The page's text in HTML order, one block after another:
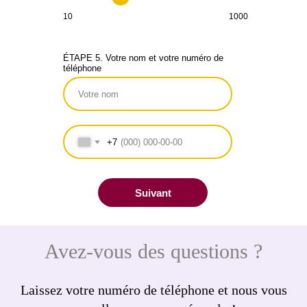
10 1000
ÉTAPE 5. Votre nom et votre numéro de
téléphone
+7
Suivant
Avez-vous des questions ?
Laissez votre numéro de téléphone et nous vous